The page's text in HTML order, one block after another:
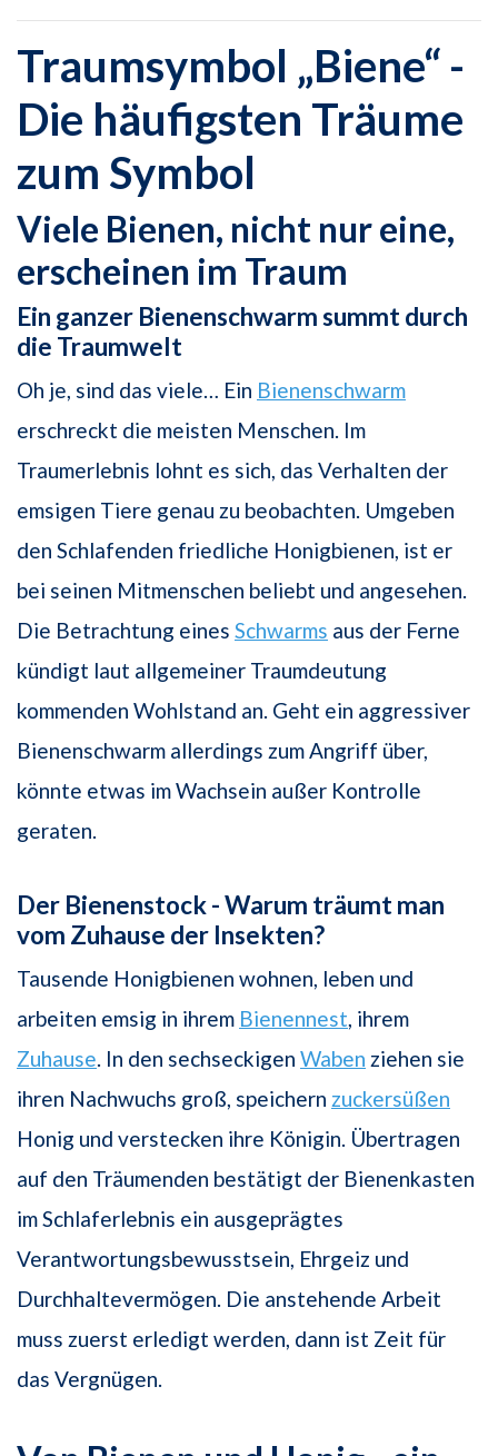
Traumsymbol „Biene“ -
Die häufigsten Träume
zum Symbol
Viele Bienen, nicht nur eine,
erscheinen im Traum
Ein ganzer Bienenschwarm summt durch
die Traumwelt
Oh je, sind das viele… Ein Bienenschwarm
erschreckt die meisten Menschen. Im
Traumerlebnis lohnt es sich, das Verhalten der
emsigen Tiere genau zu beobachten. Umgeben
den Schlafenden friedliche Honigbienen, ist er
bei seinen Mitmenschen beliebt und angesehen.
Die Betrachtung eines Schwarms aus der Ferne
kündigt laut allgemeiner Traumdeutung
kommenden Wohlstand an. Geht ein aggressiver
Bienenschwarm allerdings zum Angriff über,
könnte etwas im Wachsein außer Kontrolle
geraten.
Der Bienenstock - Warum träumt man
vom Zuhause der Insekten?
Tausende Honigbienen wohnen, leben und
arbeiten emsig in ihrem Bienennest , ihrem
Zuhause . In den sechseckigen Waben ziehen sie
ihren Nachwuchs groß, speichern zuckersüßen
Honig und verstecken ihre Königin. Übertragen
auf den Träumenden bestätigt der Bienenkasten
im Schlaferlebnis ein ausgeprägtes
Verantwortungsbewusstsein, Ehrgeiz und
Durchhaltevermögen. Die anstehende Arbeit
muss zuerst erledigt werden, dann ist Zeit für
das Vergnügen.